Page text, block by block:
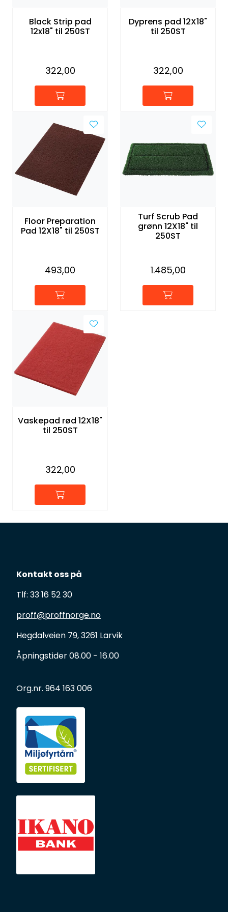
Black Strip pad
12x18" til 250ST
322,00
Dyprens pad 12X18"
til 250ST
322,00
Floor Preparation
Pad 12X18" til 250ST
493,00
Turf Scrub Pad
grønn 12X18" til
250ST
1.485,00
Vaskepad rød 12X18"
til 250ST
322,00
Kontakt oss på
Tlf: 33 16 52 30
proff@proffnorge.no
Hegdalveien 79, 3261 Larvik
Åpningstider 08.00 - 16.00
Org.nr. 964 163 006
Gravferd